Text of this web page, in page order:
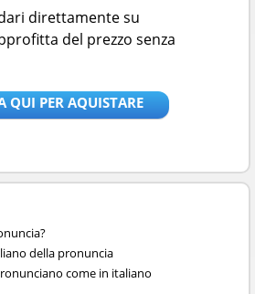
direttamente su
del prezzo senza
QUI PER AQUISTARE
della pronuncia
come in italiano